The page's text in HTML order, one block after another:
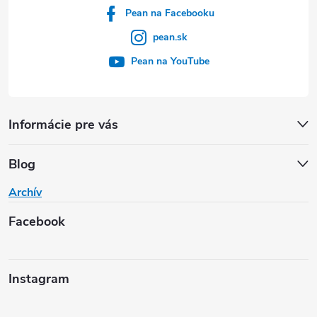
Informácie pre vás
Blog
Archív
Facebook
Pean na Facebooku
pean.sk
Pean na YouTube
Instagram